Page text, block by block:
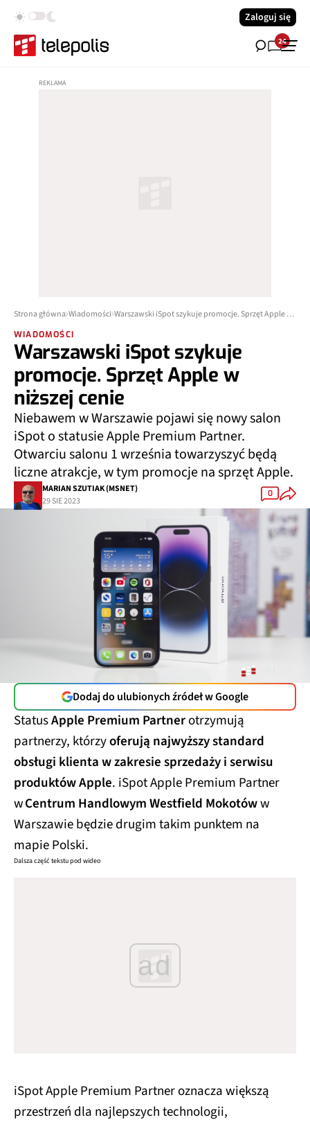
Zaloguj się
24
Strona główna Wiadomości Warszawski iSpot szykuje promocje. Sprzęt Apple w niższej cenie
WIADOMOŚCI
Warszawski iSpot szykuje
promocje. Sprzęt Apple w
niższej cenie
Niebawem w Warszawie pojawi się nowy salon
iSpot o statusie Apple Premium Partner.
Otwarciu salonu 1 września towarzyszyć będą
liczne atrakcje, w tym promocje na sprzęt Apple.
MARIAN SZUTIAK (MSNET)
29 SIE 2023
0
Dodaj do ulubionych źródeł w Google
StatusApple Premium Partnerotrzymują
partnerzy, którzyoferują najwyższy standard
obsługi klienta w zakresie sprzedaży i serwisu
produktów Apple. iSpot Apple Premium Partner
wCentrum Handlowym Westfield Mokotóww
Warszawie będzie drugim takim punktem na
mapie Polski.
Dalsza część tekstu pod wideo
ad
iSpot Apple Premium Partner oznacza większą
przestrzeń dla najlepszych technologii,